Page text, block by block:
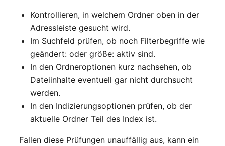
Kontrollieren, in welchem Ordner oben in der
Adressleiste gesucht wird.
Im Suchfeld prüfen, ob noch Filterbegriffe wie
geändert: oder größe: aktiv sind.
In den Ordneroptionen kurz nachsehen, ob
Dateiinhalte eventuell gar nicht durchsucht
werden.
In den Indizierungsoptionen prüfen, ob der
aktuelle Ordner Teil des Index ist.
Fallen diese Prüfungen unauffällig aus, kann ein